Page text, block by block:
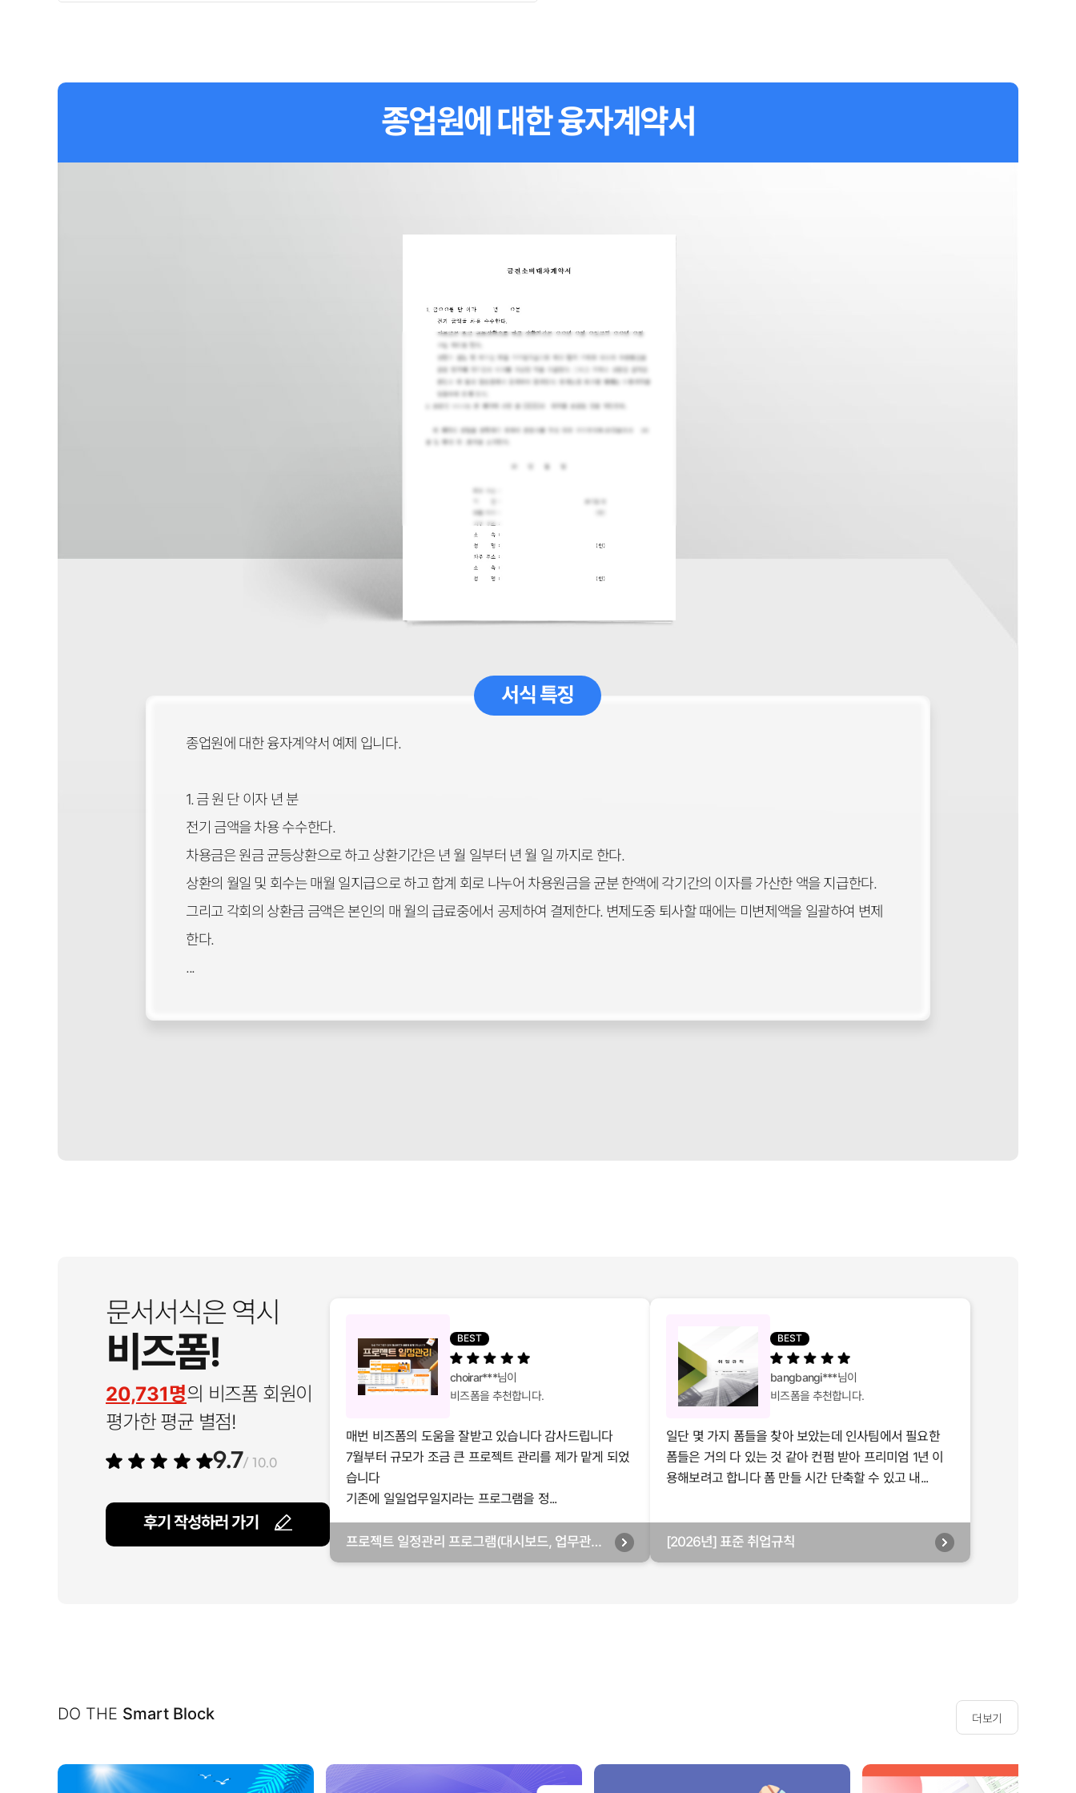
종업원에 대한 융자계약서
서식 특징
종업원에 대한 융자계약서 예제 입니다.
1. 금 원 단 이자 년 분
전기 금액을 차용 수수한다.
차용금은 원금 균등상환으로 하고 상환기간은 년 월 일부터 년 월 일 까지로 한다.
상환의 월일 및 회수는 매월 일지급으로 하고 합계 회로 나누어 차용원금을 균분 한액에 각기간의 이자를 가산한 액을 지급한다.
그리고 각회의 상환금 금액은 본인의 매 월의 급료중에서 공제하여 결제한다. 변제도중 퇴사할 때에는 미변제액을 일괄하여 변제
한다.
...
문서서식은 역시
비즈폼!
20,731명의 비즈폼 회원이
평가한 평균 별점!
9.7/ 10.0
후기 작성하러 가기
BEST
choirar***님이
비즈폼을 추천합니다.
매번 비즈폼의 도움을 잘받고 있습니다 감사드립니다
7월부터 규모가 조금 큰 프로젝트 관리를 제가 맡게 되었
습니다
기존에 일일업무일지라는 프로그램을 정...
프로젝트 일정관리 프로그램(대시보드, 업무관리,
BEST
bangbangi***님이
비즈폼을 추천합니다.
일단 몇 가지 폼들을 찾아 보았는데 인사팀에서 필요한
폼들은 거의 다 있는 것 같아 컨펌 받아 프리미엄 1년 이
용해보려고 합니다 폼 만들 시간 단축할 수 있고 내...
[2026년] 표준 취업규칙
DO THE Smart Block 더보기